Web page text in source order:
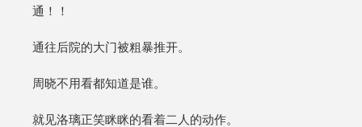
通！！
通往后院的大门被粗暴推开。
周晓不用看都知道是谁。
就见洛璃正笑眯眯的看着二人的动作。